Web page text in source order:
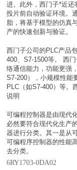
进。此外，西门子*近
投片前自动验证环境。
胎，将基于模型的仿真
产的快速创新与验证。
西门子公司的PLC产品
400、S7-1500等。 西
络通信能力，功能更强
S7-200），小规模性能
PLC（如S7-400）等。
说明
可编程控制器是由现代
必然要符合现代化生产
器进行分类。其一是从
可编程序控制器的性能
去分类。
6RY1703-0DA02